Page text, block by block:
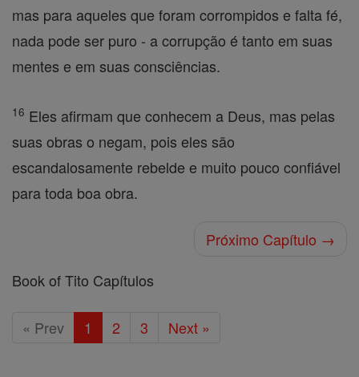
mas para aqueles que foram corrompidos e falta fé,
nada pode ser puro - a corrupção é tanto em suas
mentes e em suas consciências.
16 Eles afirmam que conhecem a Deus, mas pelas
suas obras o negam, pois eles são
escandalosamente rebelde e muito pouco confiável
para toda boa obra.
Próximo Capítulo →
Book of Tito Capítulos
« Prev 1 2 3 Next »